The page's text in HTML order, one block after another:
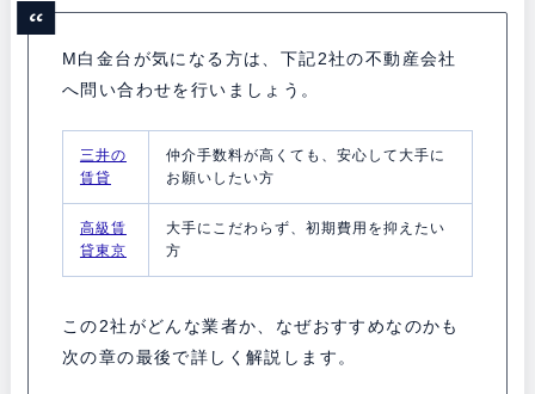
M白金台が気になる方は、下記2社の不動産会社
へ問い合わせを行いましょう。
三井の
賃貸
仲介手数料が高くても、安心して大手に
お願いしたい方
高級賃
貸東京
大手にこだわらず、初期費用を抑えたい
方
この2社がどんな業者か、なぜおすすめなのかも
次の章の最後で詳しく解説します。